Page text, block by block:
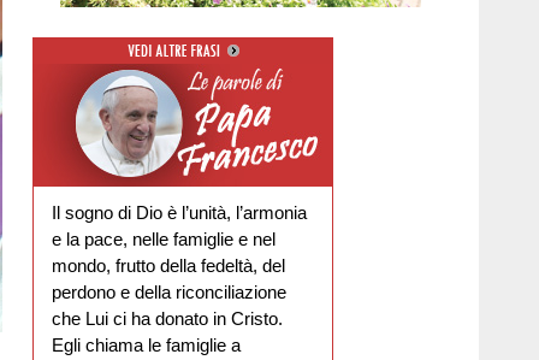
Il sogno di Dio è l’unità, l’armonia
e la pace, nelle famiglie e nel
mondo, frutto della fedeltà, del
perdono e della riconciliazione
che Lui ci ha donato in Cristo.
Egli chiama le famiglie a